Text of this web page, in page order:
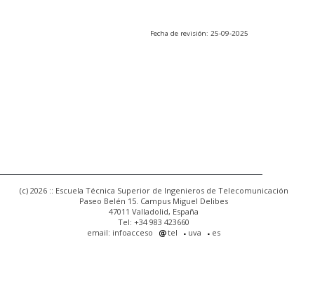
Fecha de revisión: 25-09-2025
(c) 2026 :: Escuela Técnica Superior de Ingenieros de Telecomunicación
Paseo Belén 15. Campus Miguel Delibes
47011 Valladolid, España
Tel: +34 983 423660
email: infoacceso
tel uva es